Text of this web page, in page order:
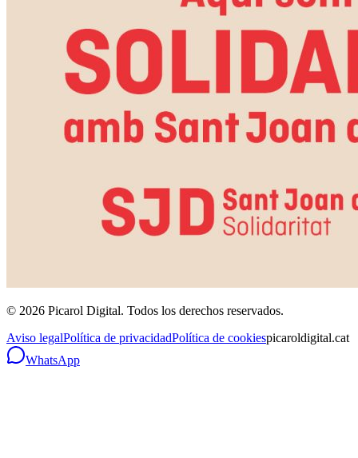
© 2026 Picarol Digital. Todos los derechos reservados.
Aviso legalPolítica de privacidadPolítica de cookiespicaroldigital.cat
WhatsApp